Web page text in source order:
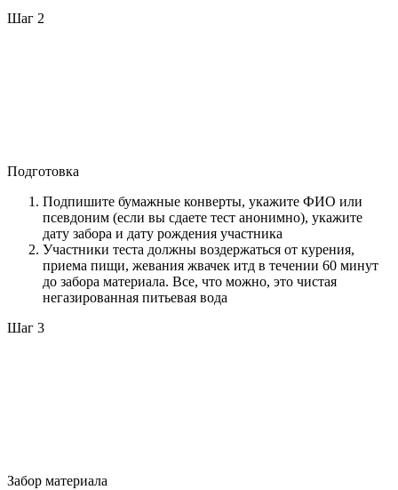
Шаг 2
Подготовка
Подпишите бумажные конверты, укажите ФИО или
псевдоним (если вы сдаете тест анонимно), укажите
дату забора и дату рождения участника
Участники теста должны воздержаться от курения,
приема пищи, жевания жвачек итд в течении 60 минут
до забора материала. Все, что можно, это чистая
негазированная питьевая вода
Шаг 3
Забор материала